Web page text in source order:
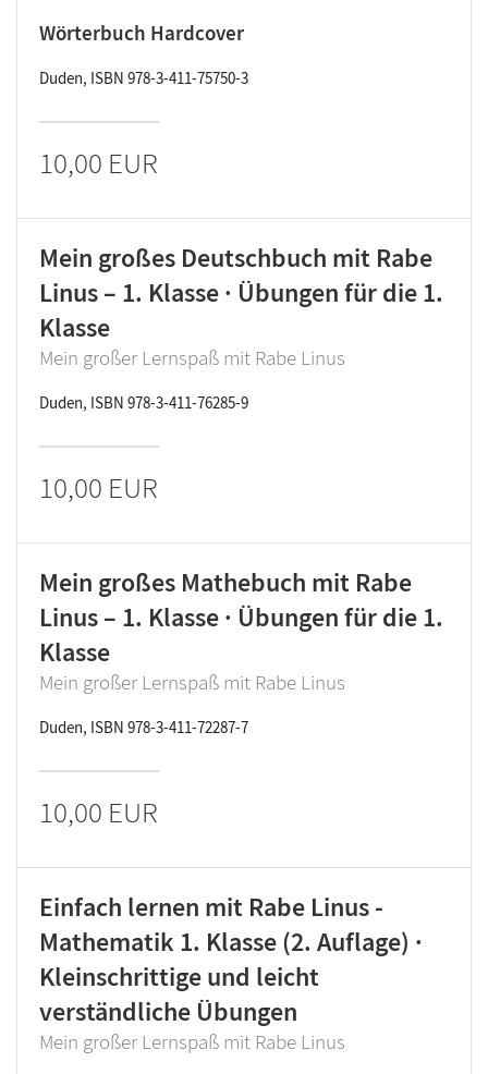
Wörterbuch Hardcover
Duden, ISBN 978-3-411-75750-3
10,00 EUR
Mein großes Deutschbuch mit Rabe
Linus – 1. Klasse · Übungen für die 1.
Klasse
Mein großer Lernspaß mit Rabe Linus
Duden, ISBN 978-3-411-76285-9
10,00 EUR
Mein großes Mathebuch mit Rabe
Linus – 1. Klasse · Übungen für die 1.
Klasse
Mein großer Lernspaß mit Rabe Linus
Duden, ISBN 978-3-411-72287-7
10,00 EUR
Einfach lernen mit Rabe Linus -
Mathematik 1. Klasse (2. Auflage) ·
Kleinschrittige und leicht
verständliche Übungen
Mein großer Lernspaß mit Rabe Linus